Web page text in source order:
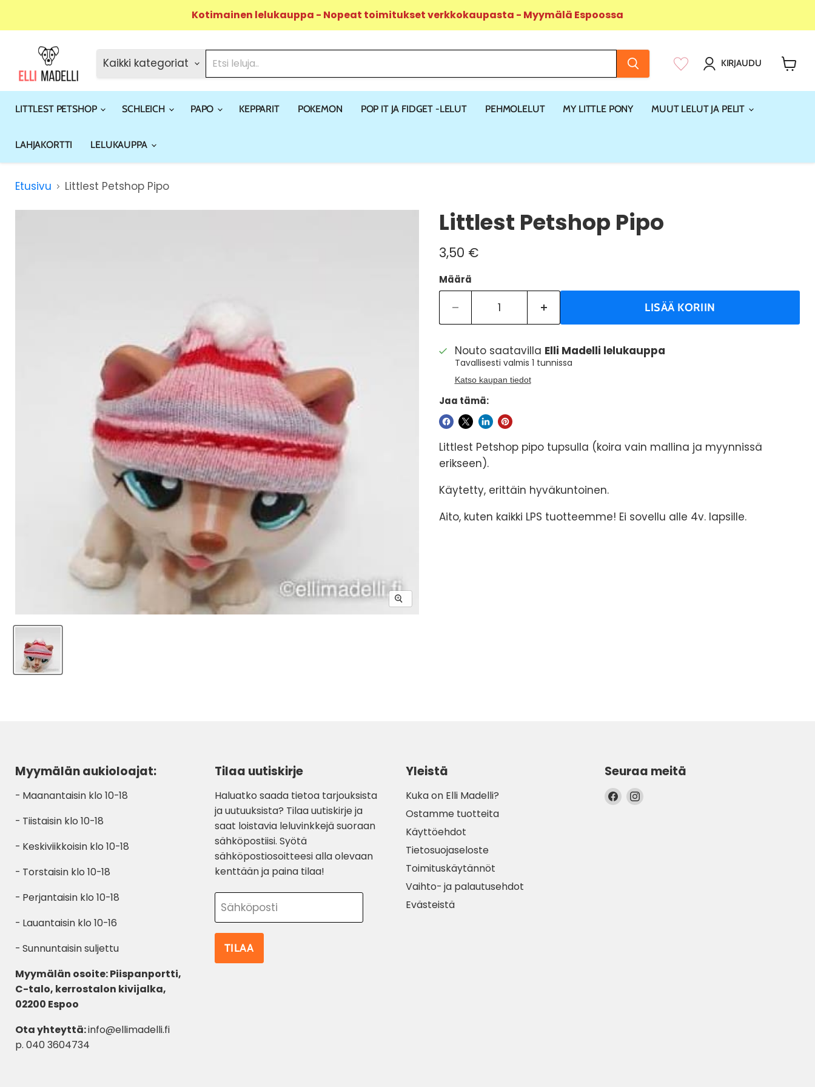
Kotimainen lelukauppa - Nopeat toimitukset verkkokaupasta - Myymälä Espoossa
Kaikki kategoriat KIRJAUDU
Näytä
LITTLEST PETSHOP SCHLEICH PAPO KEPPARIT POKEMON POP IT JA FIDGET -LELUT PEHMOLELUT MY LITTLE PONY MUUT LELUT JA PELIT
LAHJAKORTTI LELUKAUPPA
Etusivu Littlest Petshop Pipo
Littlest Petshop Pipo
Nykyinen hinta
3,50 €
Määrä
LISÄÄ KORIIN
Nouto saatavilla Elli Madelli lelukauppa
Tavallisesti valmis 1 tunnissa
Katso kaupan tiedot
Jaa tämä:
Littlest Petshop pipo tupsulla (koira vain mallina ja myynnissä
erikseen).
Käytetty, erittäin hyväkuntoinen.
Aito, kuten kaikki LPS tuotteemme! Ei sovellu alle 4v. lapsille.
Myymälän aukioloajat:
- Maanantaisin klo 10-18
- Tiistaisin klo 10-18
- Keskiviikkoisin klo 10-18
- Torstaisin klo 10-18
- Perjantaisin klo 10-18
- Lauantaisin klo 10-16
- Sunnuntaisin suljettu
Myymälän osoite: Piispanportti,
C-talo, kerrostalon kivijalka,
02200 Espoo
Ota yhteyttä:info@ellimadelli.fi
p. 040 3604734
Tilaa uutiskirje
Haluatko saada tietoa tarjouksista
ja uutuuksista? Tilaa uutiskirje ja
saat loistavia leluvinkkejä suoraan
sähköpostiisi. Syötä
sähköpostiosoitteesi alla olevaan
kenttään ja paina tilaa!
Sähköposti
TILAA
Yleistä
Kuka on Elli Madelli?
Ostamme tuotteita
Käyttöehdot
Tietosuojaseloste
Toimituskäytännöt
Vaihto- ja palautusehdot
Evästeistä
Seuraa meitä
LöydäLöydä